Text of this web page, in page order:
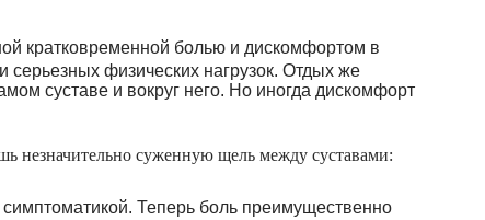
кратковременной болью и дискомфортом в
физических нагрузок. Отдых же
суставе и вокруг него. Но иногда дискомфорт
незначительно суженную щель между суставами:
Теперь боль преимущественно